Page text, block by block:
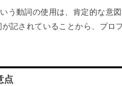
う動詞の使用は、肯定的な意
記されていることから、プロ
点